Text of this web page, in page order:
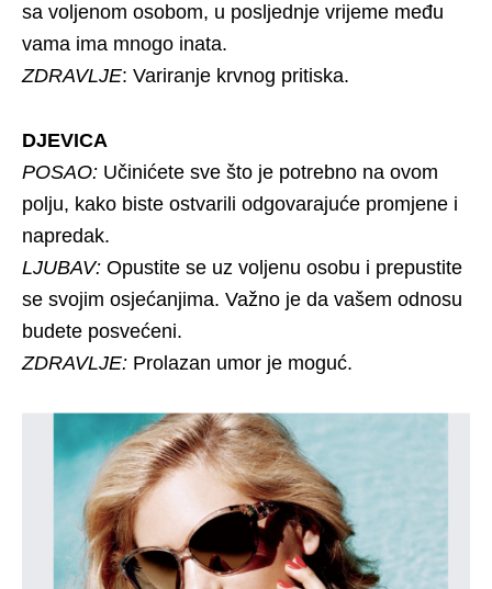
sa voljenom osobom, u posljednje vrijeme među
vama ima mnogo inata.
ZDRAVLJE: Variranje krvnog pritiska.
DJEVICA
POSAO: Učinićete sve što je potrebno na ovom
polju, kako biste ostvarili odgovarajuće promjene i
napredak.
LJUBAV: Opustite se uz voljenu osobu i prepustite
se svojim osjećanjima. Važno je da vašem odnosu
budete posvećeni.
ZDRAVLJE: Prolazan umor je moguć.